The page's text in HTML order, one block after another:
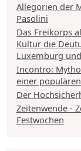
Allegorien der
Pasolini
Das Freikorps
Kultur die
Luxemburg
Incontro:
einer
Der
Zeitenwende -
Festwochen